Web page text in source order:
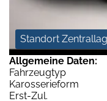
Standort
Allgemeine Daten:
Fahrzeugtyp
Karosserieform
Erst-Zul.